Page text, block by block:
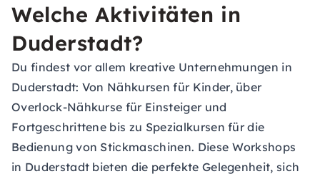
Welche Aktivitäten in
Duderstadt?
Du findest vor allem kreative Unternehmungen in
Duderstadt: Von Nähkursen für Kinder, über
Overlock-Nähkurse für Einsteiger und
Fortgeschrittene bis zu Spezialkursen für die
Bedienung von Stickmaschinen. Diese Workshops
in Duderstadt bieten die perfekte Gelegenheit, sich